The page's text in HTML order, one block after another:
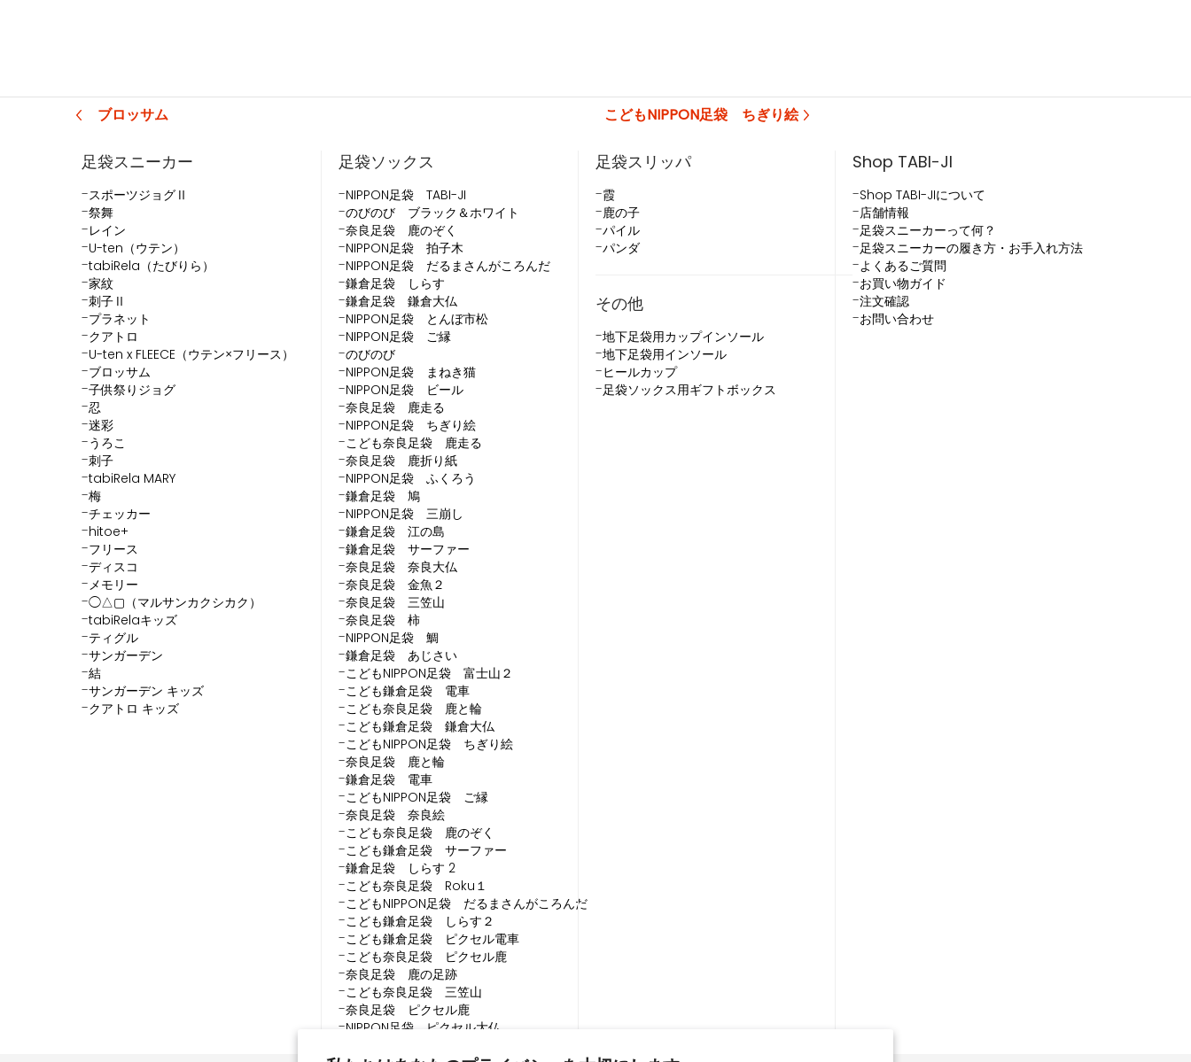
ブロッサム こどもNIPPON足袋 ちぎり絵
足袋スニーカー
スポーツジョグⅡ
祭舞
レイン
U-ten（ウテン）
tabiRela（たびりら）
家紋
刺子Ⅱ
プラネット
クアトロ
U-ten x FLEECE（ウテン×フリース）
ブロッサム
子供祭りジョグ
忍
迷彩
うろこ
刺子
tabiRela MARY
梅
チェッカー
hitoe+
フリース
ディスコ
メモリー
◯△▢（マルサンカクシカク）
tabiRelaキッズ
ティグル
サンガーデン
結
サンガーデン キッズ
クアトロ キッズ
足袋ソックス
NIPPON足袋 TABI-JI
のびのび ブラック＆ホワイト
奈良足袋 鹿のぞく
NIPPON足袋 拍子木
NIPPON足袋 だるまさんがころんだ
鎌倉足袋 しらす
鎌倉足袋 鎌倉大仏
NIPPON足袋 とんぼ市松
NIPPON足袋 ご縁
のびのび
NIPPON足袋 まねき猫
NIPPON足袋 ビール
奈良足袋 鹿走る
NIPPON足袋 ちぎり絵
こども奈良足袋 鹿走る
奈良足袋 鹿折り紙
NIPPON足袋 ふくろう
鎌倉足袋 鳩
NIPPON足袋 三崩し
鎌倉足袋 江の島
鎌倉足袋 サーファー
奈良足袋 奈良大仏
奈良足袋 金魚２
奈良足袋 三笠山
奈良足袋 柿
NIPPON足袋 鯛
鎌倉足袋 あじさい
こどもNIPPON足袋 富士山２
こども鎌倉足袋 電車
こども奈良足袋 鹿と輪
こども鎌倉足袋 鎌倉大仏
こどもNIPPON足袋 ちぎり絵
奈良足袋 鹿と輪
鎌倉足袋 電車
こどもNIPPON足袋 ご縁
奈良足袋 奈良絵
こども奈良足袋 鹿のぞく
こども鎌倉足袋 サーファー
鎌倉足袋 しらす 2
こども奈良足袋 Roku１
こどもNIPPON足袋 だるまさんがころんだ
こども鎌倉足袋 しらす２
こども鎌倉足袋 ピクセル電車
こども奈良足袋 ピクセル鹿
奈良足袋 鹿の足跡
こども奈良足袋 三笠山
奈良足袋 ピクセル鹿
NIPPON足袋 ピクセル大仏
足袋スリッパ
霞
鹿の子
パイル
パンダ
その他
地下足袋用カップインソール
地下足袋用インソール
ヒールカップ
足袋ソックス用ギフトボックス
Shop TABI-JI
Shop TABI-JIについて
店舗情報
足袋スニーカーって何？
足袋スニーカーの履き方・お手入れ方法
よくあるご質問
お買い物ガイド
注文確認
お問い合わせ